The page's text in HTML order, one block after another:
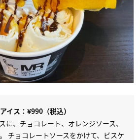
イス：¥990（税込）
に、チョコレート、オレンジソース、
チョコレートソースをかけて、ビスケ